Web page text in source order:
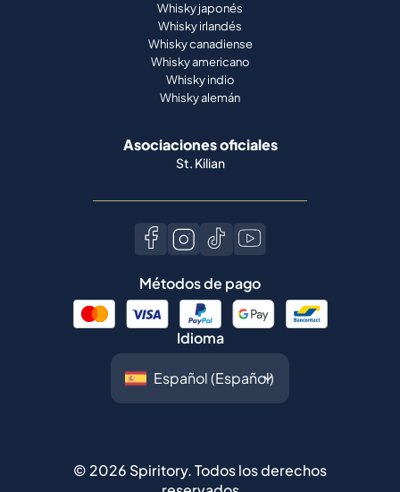
Whisky japonés
Whisky irlandés
Whisky canadiense
Whisky americano
Whisky indio
Whisky alemán
Asociaciones oficiales
St. Kilian
Métodos de pago
Idioma
© 2026 Spiritory.Todos los derechos